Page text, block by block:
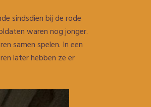
sindsdien bij de rode
waren nog jonger.
samen spelen. In een
later hebben ze er